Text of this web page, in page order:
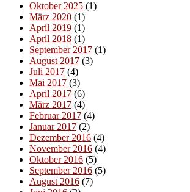
Oktober 2025 (1)
März 2020 (1)
April 2019 (1)
April 2018 (1)
September 2017 (1)
August 2017 (3)
Juli 2017 (4)
Mai 2017 (3)
April 2017 (6)
März 2017 (4)
Februar 2017 (4)
Januar 2017 (2)
Dezember 2016 (4)
November 2016 (4)
Oktober 2016 (5)
September 2016 (5)
August 2016 (7)